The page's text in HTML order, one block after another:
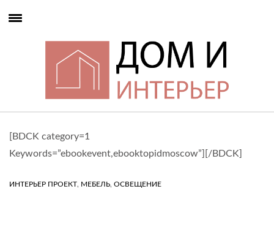
[BDCK category=1
Keywords=”ebookevent,ebooktopidmoscow”][/BDCK]
ИНТЕРЬЕР ПРОЕКТ, МЕБЕЛЬ, ОСВЕЩЕНИЕ